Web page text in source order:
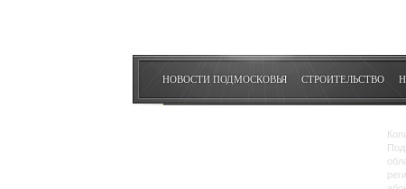
НОВОСТИ ПОДМОСКОВЬЯ СТРОИТЕЛЬСТВО